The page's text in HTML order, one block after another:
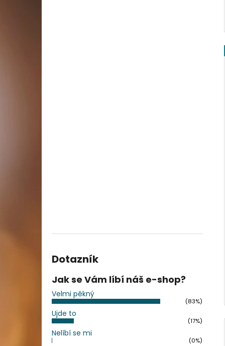
Dotazník
Jak se Vám líbí náš e-shop?
Velmi pěkný
(83%)
Ujde to
(17%)
Nelíbí se mi
(0%)